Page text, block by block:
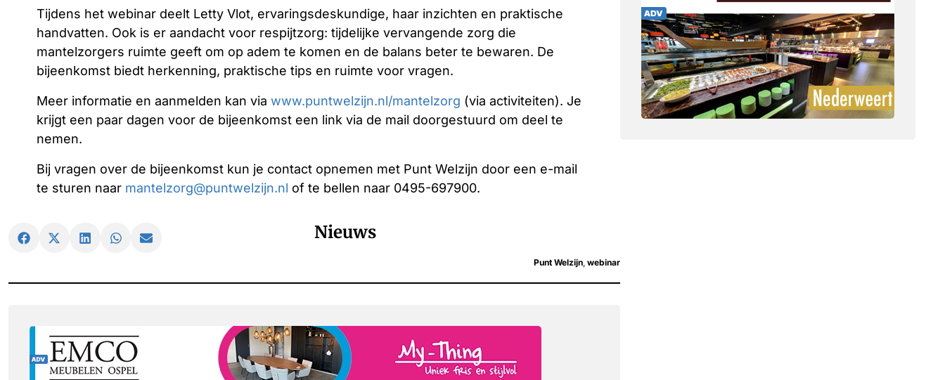
Tijdens het webinar deelt Letty Vlot, ervaringsdeskundige, haar inzichten en praktische
handvatten. Ook is er aandacht voor respijtzorg: tijdelijke vervangende zorg die
mantelzorgers ruimte geeft om op adem te komen en de balans beter te bewaren. De
bijeenkomst biedt herkenning, praktische tips en ruimte voor vragen.
Meer informatie en aanmelden kan via www.puntwelzijn.nl/mantelzorg (via activiteiten). Je
krijgt een paar dagen voor de bijeenkomst een link via de mail doorgestuurd om deel te
nemen.
Bij vragen over de bijeenkomst kun je contact opnemen met Punt Welzijn door een e-mail
te sturen naar mantelzorg@puntwelzijn.nl of te bellen naar 0495-697900.
Nieuws
Punt Welzijn, webinar